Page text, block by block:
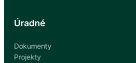
Úradné
Dokumenty
Projekty